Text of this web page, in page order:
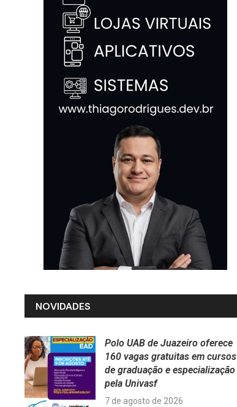
NOVIDADES
Polo UAB de Juazeiro oferece
160 vagas gratuitas em cursos
de graduação e especialização
pela Univasf
7 de agosto de 2026